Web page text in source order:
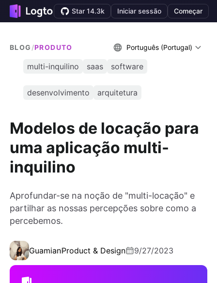
Star 14.3k Iniciar sessão Começar
BLOG /PRODUTO Português (Portugal)
multi-inquilino saas software
desenvolvimento arquitetura
Modelos de locação para
uma aplicação multi-
inquilino
Aprofundar-se na noção de "multi-locação" e
partilhar as nossas percepções sobre como a
percebemos.
GuamianProduct & Design 9/27/2023